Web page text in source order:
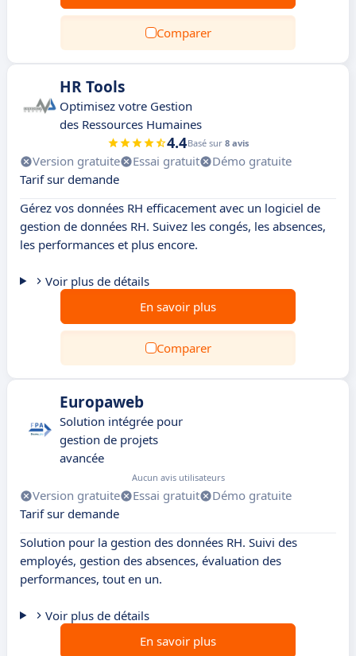
Comparer
HR Tools
Optimisez votre Gestion
des Ressources Humaines
4.4Basé sur 8 avis
Version gratuite Essai gratuit
Démo gratuite
Tarif sur demande
Gérez vos données RH efficacement avec un logiciel de
gestion de données RH. Suivez les congés, les absences,
les performances et plus encore.
Voir plus de détails
En savoir plus
Comparer
Europaweb
Solution intégrée pour
gestion de projets
avancée
Aucun avis utilisateurs
Version gratuite Essai gratuit
Démo gratuite
Tarif sur demande
Solution pour la gestion des données RH. Suivi des
employés, gestion des absences, évaluation des
performances, tout en un.
Voir plus de détails
En savoir plus